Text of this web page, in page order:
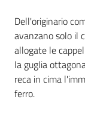
Dell'originario
avanzano solo il
allogate le
la guglia
reca in cima
ferro.